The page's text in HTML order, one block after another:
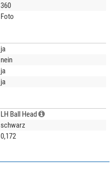
360
Foto
ja
nein
ja
ja
LH Ball Head
schwarz
0,172